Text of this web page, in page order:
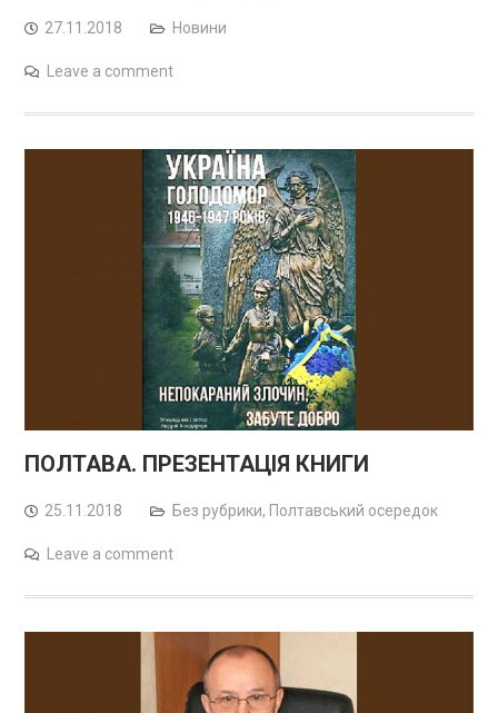
27.11.2018 Новини
Leave a comment
ПОЛТАВА. ПРЕЗЕНТАЦІЯ КНИГИ
25.11.2018 Без рубрики, Полтавський осередок
Leave a comment